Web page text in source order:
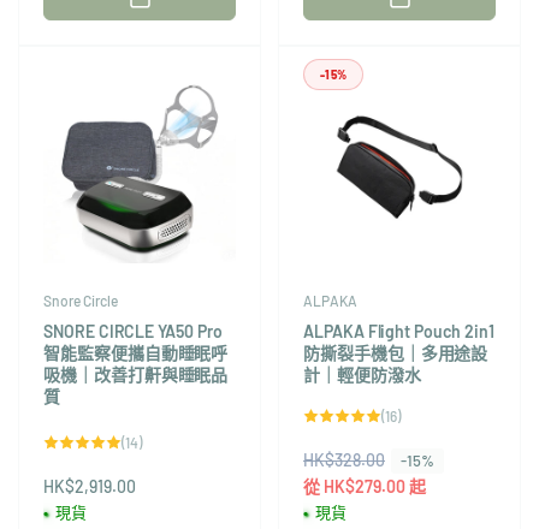
Snore Circle
SNORE CIRCLE YA50 Pro
智能監察便攜自動睡眠呼
吸機｜改善打鼾與睡眠品
質
(14)14
HK$2,919.00
現貨
-15%
ALPAKA
ALPAKA Flight Pouch 2in1
防撕裂手機包｜多用途設
計｜輕便防潑水
(16)16
總
數
HK$328.00 -15%
售
價
從 HK$279.00 起
現貨